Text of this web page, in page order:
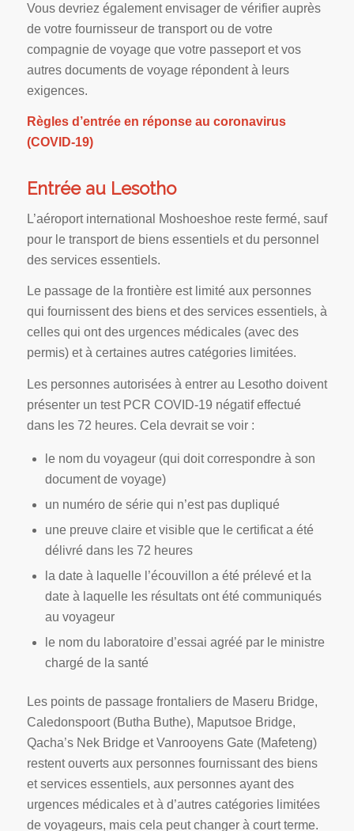
Vous devriez également envisager de vérifier auprès
de votre fournisseur de transport ou de votre
compagnie de voyage que votre passeport et vos
autres documents de voyage répondent à leurs
exigences.
Règles d’entrée en réponse au coronavirus
(COVID-19)
Entrée au Lesotho
L’aéroport international Moshoeshoe reste fermé, sauf
pour le transport de biens essentiels et du personnel
des services essentiels.
Le passage de la frontière est limité aux personnes
qui fournissent des biens et des services essentiels, à
celles qui ont des urgences médicales (avec des
permis) et à certaines autres catégories limitées.
Les personnes autorisées à entrer au Lesotho doivent
présenter un test PCR COVID-19 négatif effectué
dans les 72 heures. Cela devrait se voir :
le nom du voyageur (qui doit correspondre à son
document de voyage)
un numéro de série qui n’est pas dupliqué
une preuve claire et visible que le certificat a été
délivré dans les 72 heures
la date à laquelle l’écouvillon a été prélevé et la
date à laquelle les résultats ont été communiqués
au voyageur
le nom du laboratoire d’essai agréé par le ministre
chargé de la santé
Les points de passage frontaliers de Maseru Bridge,
Caledonspoort (Butha Buthe), Maputsoe Bridge,
Qacha’s Nek Bridge et Vanrooyens Gate (Mafeteng)
restent ouverts aux personnes fournissant des biens
et services essentiels, aux personnes ayant des
urgences médicales et à d’autres catégories limitées
de voyageurs, mais cela peut changer à court terme.